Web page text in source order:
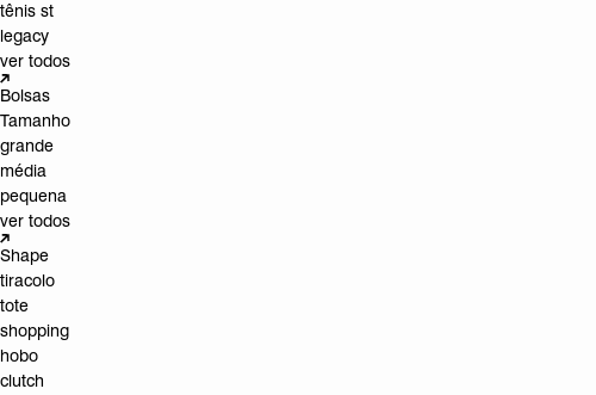
tênis st
legacy
ver todos
Bolsas
Tamanho
grande
média
pequena
ver todos
Shape
tiracolo
tote
shopping
hobo
clutch